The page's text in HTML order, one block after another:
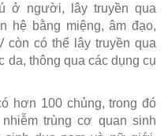
ở người, lây truyền qua
hệ bằng miệng, âm đạo,
còn có thể lây truyền qua
da, thông qua các dụng cụ
hơn 100 chủng, trong đó
trùng cơ quan sinh